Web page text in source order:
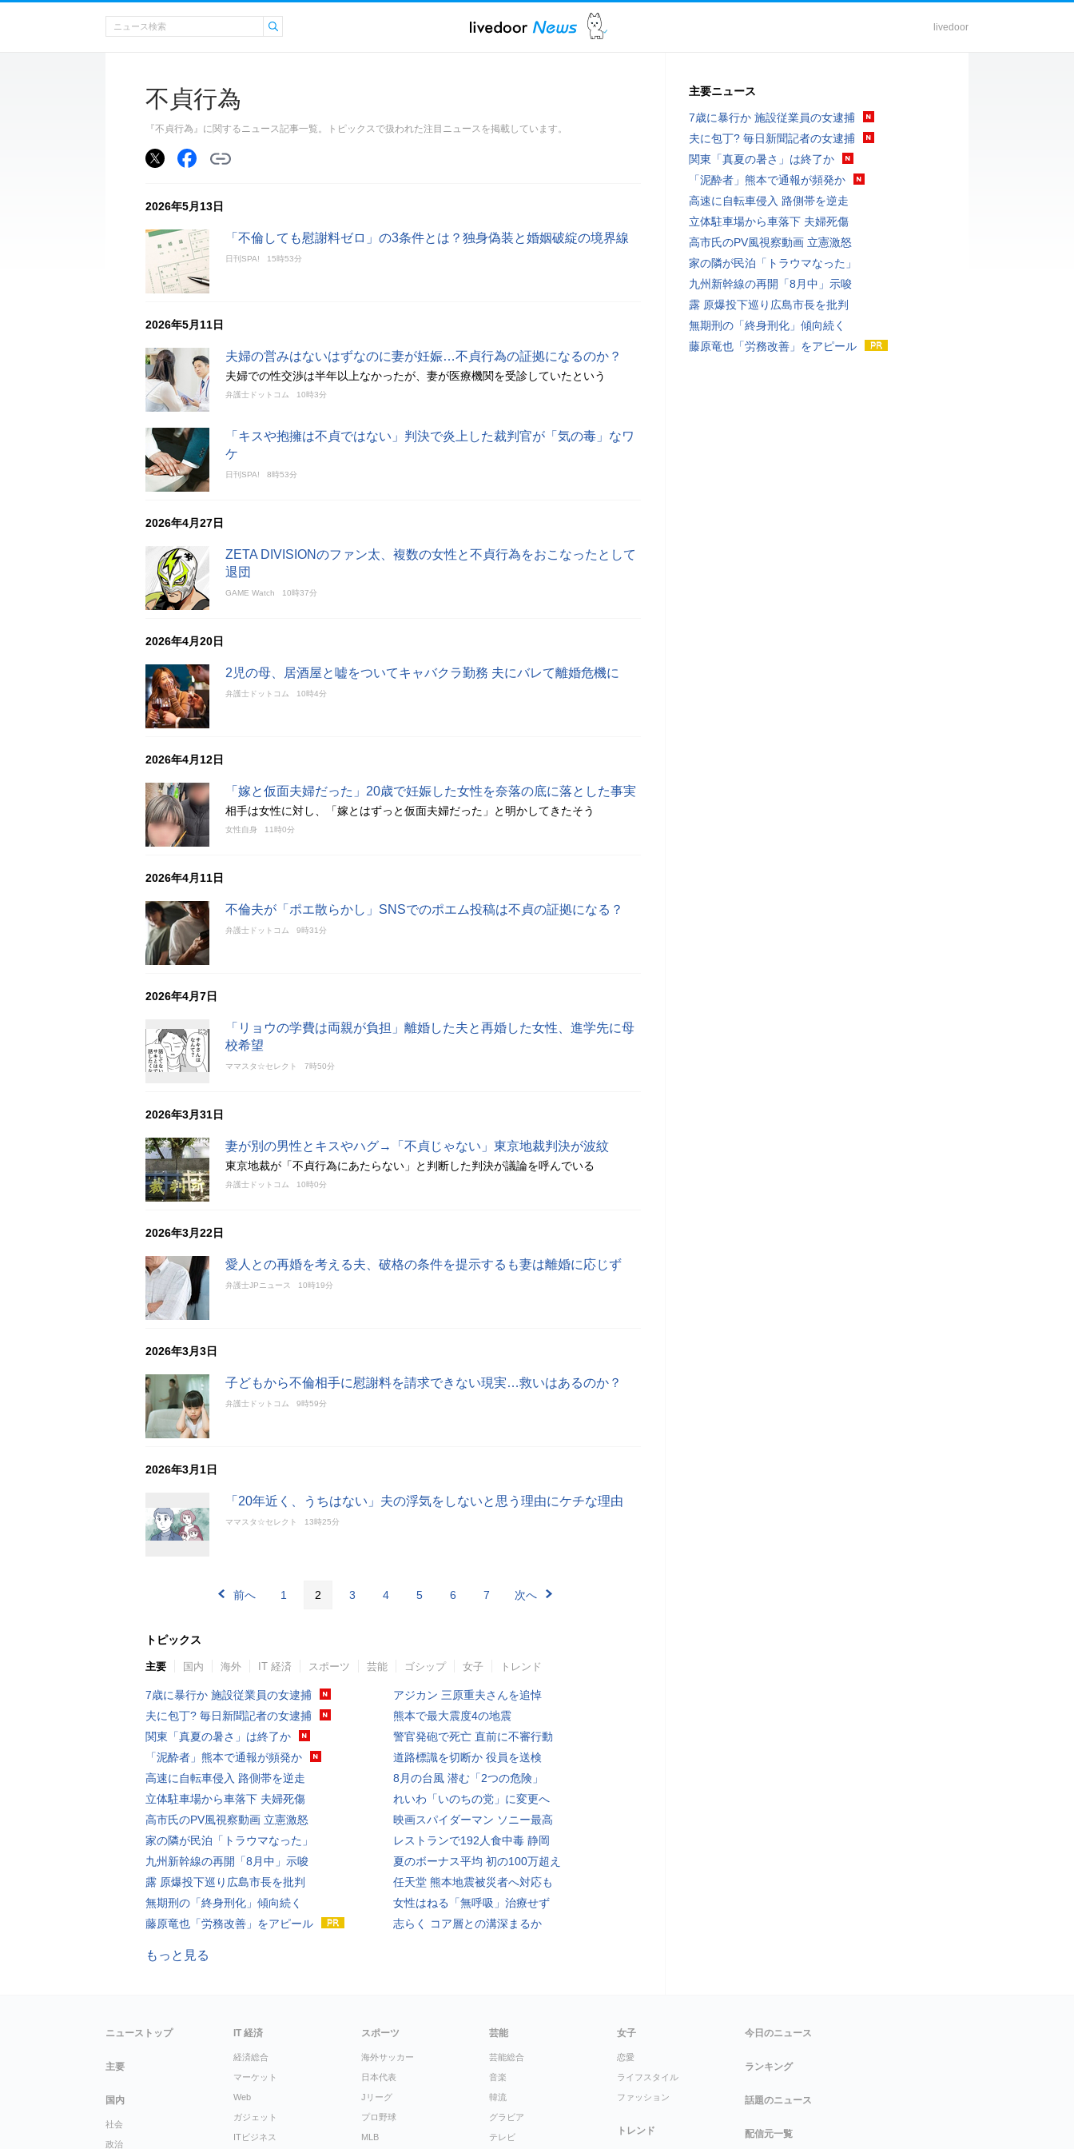
livedoor
不貞行為
『不貞行為』に関するニュース記事一覧。トピックスで扱われた注目ニュースを掲載しています。
2026年5月13日
「不倫しても慰謝料ゼロ」の3条件とは？独身偽装と婚姻破綻の境界線
日刊SPA! 15時53分
2026年5月11日
夫婦の営みはないはずなのに妻が妊娠…不貞行為の証拠になるのか？
夫婦での性交渉は半年以上なかったが、妻が医療機関を受診していたという
弁護士ドットコム 10時3分
「キスや抱擁は不貞ではない」判決で炎上した裁判官が「気の毒」なワ
ケ
日刊SPA! 8時53分
2026年4月27日
ZETA DIVISIONのファン太、複数の女性と不貞行為をおこなったとして
退団
GAME Watch 10時37分
2026年4月20日
2児の母、居酒屋と嘘をついてキャバクラ勤務 夫にバレて離婚危機に
弁護士ドットコム 10時4分
2026年4月12日
「嫁と仮面夫婦だった」20歳で妊娠した女性を奈落の底に落とした事実
相手は女性に対し、「嫁とはずっと仮面夫婦だった」と明かしてきたそう
女性自身 11時0分
2026年4月11日
不倫夫が「ポエ散らかし」SNSでのポエム投稿は不貞の証拠になる？
弁護士ドットコム 9時31分
2026年4月7日
「リョウの学費は両親が負担」離婚した夫と再婚した女性、進学先に母
校希望
ママスタ☆セレクト 7時50分
2026年3月31日
妻が別の男性とキスやハグ→「不貞じゃない」東京地裁判決が波紋
東京地裁が「不貞行為にあたらない」と判断した判決が議論を呼んでいる
弁護士ドットコム 10時0分
2026年3月22日
愛人との再婚を考える夫、破格の条件を提示するも妻は離婚に応じず
弁護士JPニュース 10時19分
2026年3月3日
子どもから不倫相手に慰謝料を請求できない現実…救いはあるのか？
弁護士ドットコム 9時59分
2026年3月1日
「20年近く、うちはない」夫の浮気をしないと思う理由にケチな理由
ママスタ☆セレクト 13時25分
前へ 1 2 3 4 5 6 7 次へ
トピックス
主要 国内 海外 IT 経済 スポーツ 芸能 ゴシップ 女子 トレンド
7歳に暴行か 施設従業員の女逮捕
夫に包丁? 毎日新聞記者の女逮捕
関東「真夏の暑さ」は終了か
「泥酔者」熊本で通報が頻発か
高速に自転車侵入 路側帯を逆走
立体駐車場から車落下 夫婦死傷
高市氏のPV風視察動画 立憲激怒
家の隣が民泊「トラウマなった」
九州新幹線の再開「8月中」示唆
露 原爆投下巡り広島市長を批判
無期刑の「終身刑化」傾向続く
藤原竜也「労務改善」をアピール
アジカン 三原重夫さんを追悼
熊本で最大震度4の地震
警官発砲で死亡 直前に不審行動
道路標識を切断か 役員を送検
8月の台風 潜む「2つの危険」
れいわ「いのちの党」に変更へ
映画スパイダーマン ソニー最高
レストランで192人食中毒 静岡
夏のボーナス平均 初の100万超え
任天堂 熊本地震被災者へ対応も
女性はねる「無呼吸」治療せず
志らく コア層との溝深まるか
もっと見る
主要ニュース
7歳に暴行か 施設従業員の女逮捕
夫に包丁? 毎日新聞記者の女逮捕
関東「真夏の暑さ」は終了か
「泥酔者」熊本で通報が頻発か
高速に自転車侵入 路側帯を逆走
立体駐車場から車落下 夫婦死傷
高市氏のPV風視察動画 立憲激怒
家の隣が民泊「トラウマなった」
九州新幹線の再開「8月中」示唆
露 原爆投下巡り広島市長を批判
無期刑の「終身刑化」傾向続く
藤原竜也「労務改善」をアピール
ニューストップ
主要
国内
社会
政治
IT 経済
経済総合
マーケット
Web
ガジェット
ITビジネス
スポーツ
海外サッカー
日本代表
Jリーグ
プロ野球
MLB
芸能
芸能総合
音楽
韓流
グラビア
テレビ
女子
恋愛
ライフスタイル
ファッション
トレンド
今日のニュース
ランキング
話題のニュース
配信元一覧